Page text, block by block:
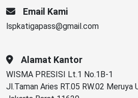
Email Kami
lspkatigapass@gmail.com
Alamat Kantor
WISMA PRESISI Lt.1 No.1B-1
Jl.Taman Aries RT.05 RW.02 Meruya